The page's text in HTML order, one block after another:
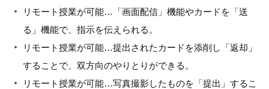
リモート授業が可能…「画面配信」機能やカードを「送
る」機能で、指示を伝えられる。
リモート授業が可能…提出されたカードを添削し「返却」
することで、双方向のやりとりができる。
リモート授業が可能…写真撮影したものを「提出」するこ